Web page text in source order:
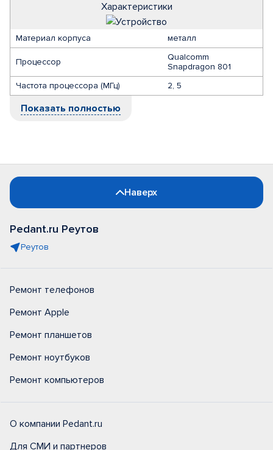
Характеристики
Материал корпуса металл
Процессор
Qualcomm
Snapdragon 801
Частота процессора (МГц)
2, 5
Показать полностью
Наверх
Pedant.ru Реутов
Реутов
Ремонт телефонов
Ремонт Apple
Ремонт планшетов
Ремонт ноутбуков
Ремонт компьютеров
О компании Pedant.ru
Для СМИ и партнеров